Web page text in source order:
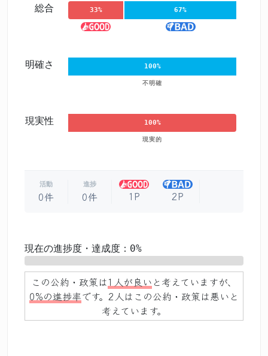
総合 33% 67%
明確さ 100%
不明確
現実性 100%
現実的
活動
0件
進捗
0件 1P 2P
現在の進捗度・達成度：0%
この公約・政策は1人が良い と考えていますが、
0%の進捗率です。2人はこの公約・政策は悪いと
考えています。